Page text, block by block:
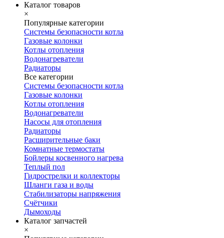
Каталог товаров
×
Популярные категории
Системы безопасности котла
Газовые колонки
Котлы отопления
Водонагреватели
Радиаторы
Все категории
Системы безопасности котла
Газовые колонки
Котлы отопления
Водонагреватели
Насосы для отопления
Радиаторы
Расширительные баки
Комнатные термостаты
Бойлеры косвенного нагрева
Теплый пол
Гидрострелки и коллекторы
Шланги газа и воды
Стабилизаторы напряжения
Счётчики
Дымоходы
Каталог запчастей
×